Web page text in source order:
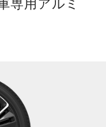
専用アルミ